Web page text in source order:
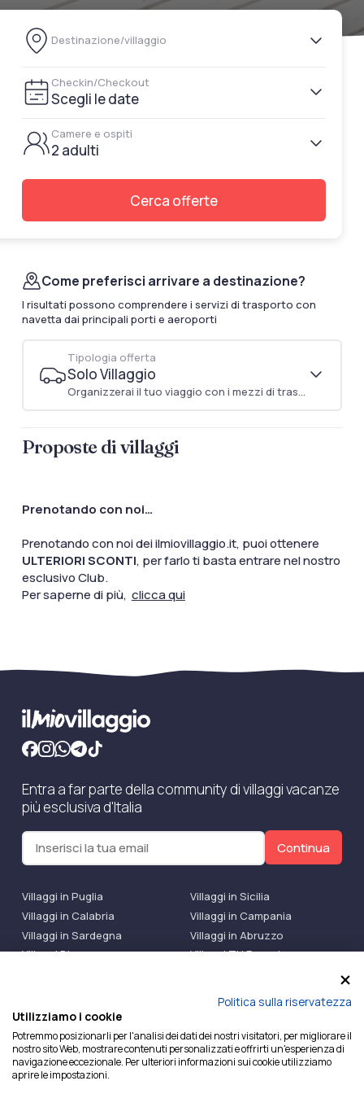
documenti di viaggio.
Accedi / Registrati
Destinazione/villaggio
Checkin/Checkout
Scegli le date
Camere e ospiti
2 adulti
Cerca offerte
Come preferisci arrivare a destinazione?
I risultati possono comprendere i servizi di trasporto con
navetta dai principali porti e aeroporti
Tipologia offerta
Solo Villaggio
Organizzerai il tuo viaggio con i mezzi di trasporto che preferisci
Proposte di villaggi
Prenotando con noi…
Prenotando con noi dei ilmiovillaggio.it, puoi ottenere
ULTERIORI SCONTI, per farlo ti basta entrare nel nostro
esclusivo Club.
Per saperne di più, clicca qui
Entra a far parte della community di villaggi vacanze
più esclusiva d'Italia
Continua
Villaggi in Puglia
Villaggi in Sicilia
Villaggi in Calabria
Villaggi in Campania
Villaggi in Sardegna
Villaggi in Abruzzo
Villaggi Bluserena
Villaggi TH Resort
Ilmiovillaggio è un marchio di Ekiwi S.r.l.
Licenza Agenzia Viaggi e Turismo n° 2015/0133251 del
26/02/2015 e coperta da RC per Agenzia di Viaggi n°
OX00081147 REVO Specialty LiabilityXTravel Agencies.
Politica sulla riservatezza
Utilizziamo i cookie
Potremmo posizionarli per l'analisi dei dati dei nostri visitatori, per migliorare il
nostro sito Web, mostrare contenuti personalizzati e offrirti un'esperienza di
navigazione eccezionale. Per ulteriori informazioni sui cookie utilizziamo
aprire le impostazioni.